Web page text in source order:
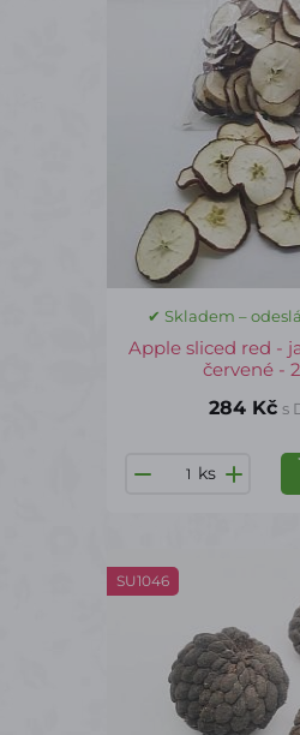
✔ Skladem –
Apple sliced red -
červené -
284 Kč s
ks
SU1046